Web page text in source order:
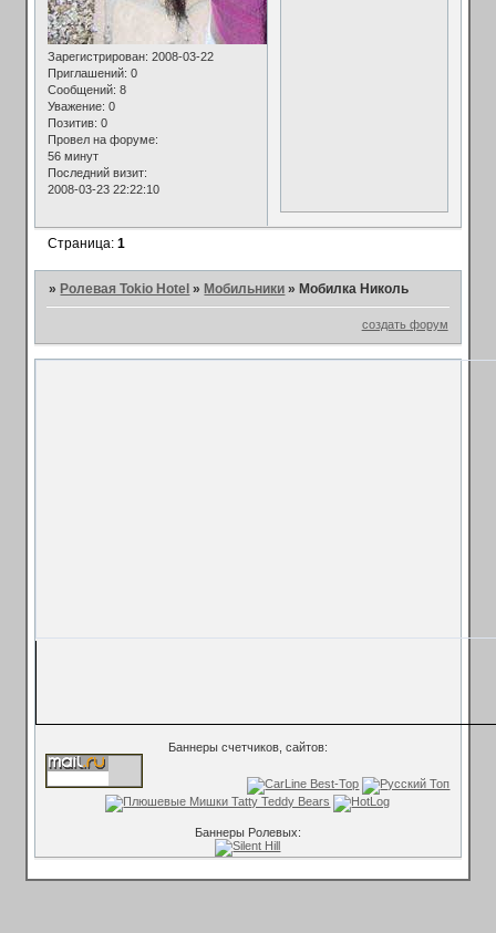
Зарегистрирован: 2008-03-22
Приглашений: 0
Сообщений: 8
Уважение: 0
Позитив: 0
Провел на форуме:
56 минут
Последний визит:
2008-03-23 22:22:10
Страница:1
» Ролевая Tokio Hotel » Мобильники » Мобилка Николь
создать форум
Баннеры счетчиков, сайтов:
Баннеры Ролевых: